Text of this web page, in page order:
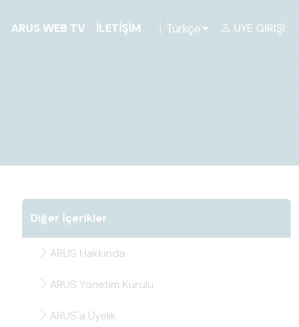
ARUS WEB TV İLETIŞIM Türkçe ÜYE GIRIŞI
Diğer İçerikler
ARUS Hakkında
ARUS Yönetim Kurulu
ARUS'a Üyelik